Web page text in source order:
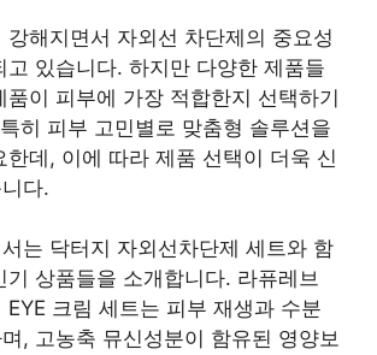
강해지면서 자외선 차단제의 중요성
고 있습니다. 하지만 다양한 제품들
품이 피부에 가장 적합한지 선택하기
히 피부 고민별로 맞춤형 솔루션을
한데, 이에 따라 제품 선택이 더욱 신
다.
는 닥터지 자외선차단제 세트와 함
기 상품들을 소개합니다. 라퓨레브
EYE 크림 세트는 피부 재생과 수분
, 고농축 뮤신성분이 함유된 영양보